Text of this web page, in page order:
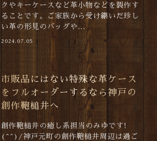
クやキーケースなど革小物などを製作す
ることです。ご家族から受け継いだ珍し
い革の形見のバッグや...
2024.07.05
市販品にはない特殊な革ケース
をフルオーダーするなら神戸の
創作鞄槌井へ
創作鞄槌井の癒し系担当のみゆです!
(^^)/神戸元町の創作鞄槌井周辺は過ご